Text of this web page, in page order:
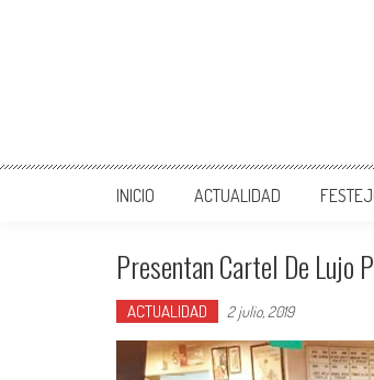
INICIO ACTUALIDAD
Presentan Cartel De Lujo
ACTUALIDAD 2 julio, 2019